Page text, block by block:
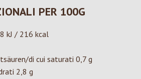
PER 100G
kJ / 216 kcal
di cui saturati 0,7 g
2,8 g